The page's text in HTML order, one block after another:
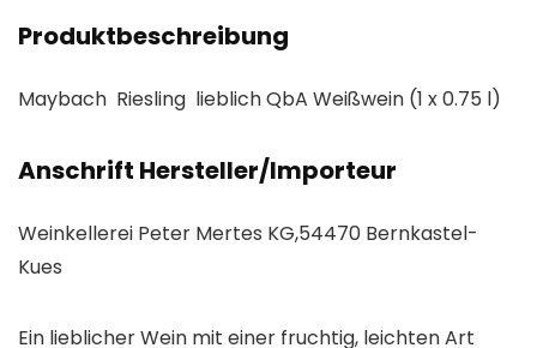
Produktbeschreibung
Maybach Riesling lieblich QbA Weißwein (1 x 0.75 l)
Anschrift Hersteller/Importeur
Weinkellerei Peter Mertes KG,54470 Bernkastel-
Kues
Ein lieblicher Wein mit einer fruchtig, leichten Art